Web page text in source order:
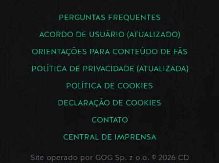
PERGUNTAS FREQUENTES
ACORDO DE USUÁRIO (ATUALIZADO)
ORIENTAÇÕES PARA CONTEÚDO DE FÃS
POLÍTICA DE PRIVACIDADE (ATUALIZADA)
POLÍTICA DE COOKIES
DECLARAÇÃO DE COOKIES
CONTATO
CENTRAL DE IMPRENSA
Site operado por GOG Sp. z o.o. © 2026 CD